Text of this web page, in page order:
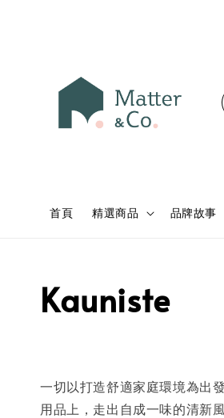
首頁 精選商品 品牌故事
Kauniste
一切以打造舒適家庭環境為出
用品上，走出自成一味的清新